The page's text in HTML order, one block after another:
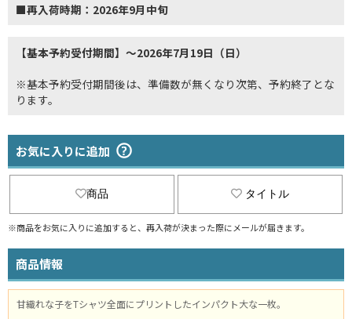
■再入荷時期：2026年9月中旬
【基本予約受付期間】～2026年7月19日（日）
※基本予約受付期間後は、準備数が無くなり次第、予約終了とな
ります。
お気に入りに追加
商品 タイトル
※商品をお気に入りに追加すると、再入荷が決まった際にメールが届きます。
商品情報
甘織れな子をTシャツ全面にプリントしたインパクト大な一枚。